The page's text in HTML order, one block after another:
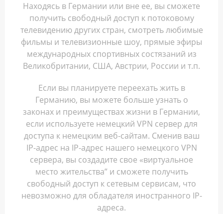
Находясь в Германии или вне ее, вы сможете
получить свободный доступ к потоковому
телевидению других стран, смотреть любимые
фильмы и телевизионные шоу, прямые эфиры
международных спортивных состязаний из
Великобритании, США, Австрии, России и т.п.
Если вы планируете переехать жить в
Германию, вы можете больше узнать о
законах и преимуществах жизни в Германии,
если используете немецкий VPN сервер для
доступа к немецким веб-сайтам. Сменив ваш
IP-адрес на IP-адрес нашего немецкого VPN
сервера, вы создадите свое «виртуальное
место жительства” и сможете получить
свободный доступ к сетевым сервисам, что
невозможно для обладателя иностранного IP-
адреса.